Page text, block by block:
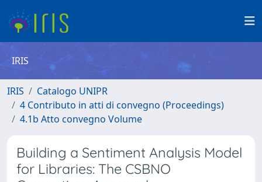
IRIS
IRIS
Catalogo UNIPR
4 Contributo in atti di convegno (Proceedings)
4.1b Atto convegno Volume
Building a Sentiment Analysis Model
for Libraries: The CSBNO